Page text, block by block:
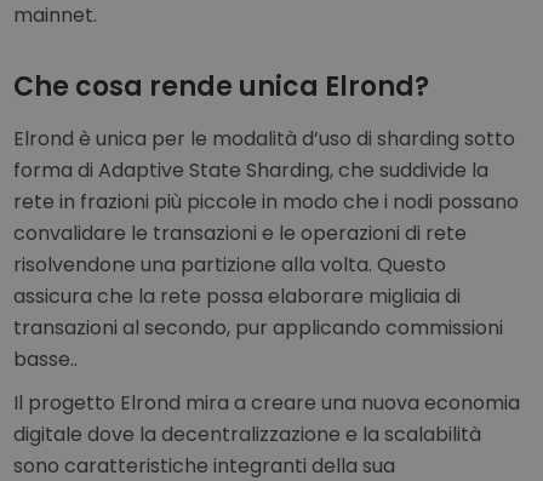
mainnet.
Che cosa rende unica Elrond?
Elrond è unica per le modalità d’uso di sharding sotto
forma di Adaptive State Sharding, che suddivide la
rete in frazioni più piccole in modo che i nodi possano
convalidare le transazioni e le operazioni di rete
risolvendone una partizione alla volta. Questo
assicura che la rete possa elaborare migliaia di
transazioni al secondo, pur applicando commissioni
basse..
Il progetto Elrond mira a creare una nuova economia
digitale dove la decentralizzazione e la scalabilità
sono caratteristiche integranti della sua